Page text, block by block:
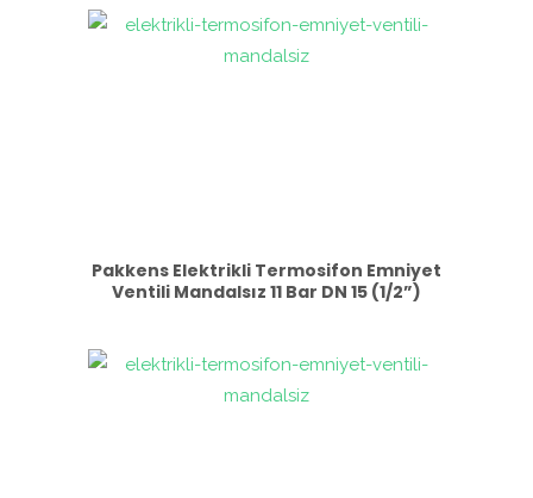
Pakkens Elektrikli Termosifon Emniyet
Ventili Mandalsız 11 Bar DN 15 (1/2”)